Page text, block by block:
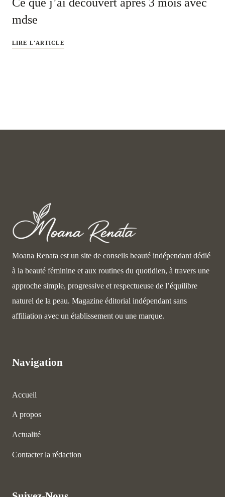
mdse
LIRE L'ARTICLE
Moana Renata est un site de conseils beauté indépendant dédié
à la beauté féminine et aux routines du quotidien, à travers une
approche simple, progressive et respectueuse de l’équilibre
naturel de la peau. Magazine éditorial indépendant sans
affiliation avec un établissement ou une marque.
Navigation
Accueil
A propos
Actualité
Contacter la rédaction